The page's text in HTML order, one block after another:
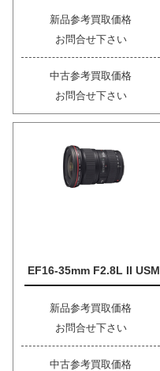
新品参考買取価格
お問合せ下さい
中古参考買取価格
お問合せ下さい
EF16-35mm F2.8L II USM
新品参考買取価格
お問合せ下さい
中古参考買取価格